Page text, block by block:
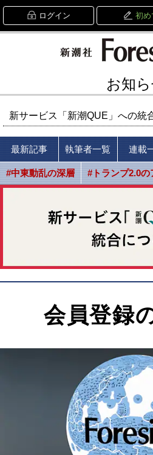
ログイン 初め
お知
新サービス「新潮QUE」への統
最新記事 執筆者一覧 連載
#中東動乱の深層 #トランプ2.0の
会員登録